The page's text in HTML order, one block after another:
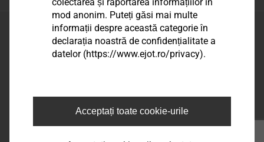
EJOT Romania
Șos. Comercială nr. 21 A, DN 65 B,
Com.Bradu, Sat Geamăna,
infoRO@ejot.com
Facebook
mod anonim. Puteți găsi mai multe
informații despre această categorie în
declarația noastră de confidențialitate a
datelor (https://www.ejot.ro/privacy).
Acceptați toate cookie-urile